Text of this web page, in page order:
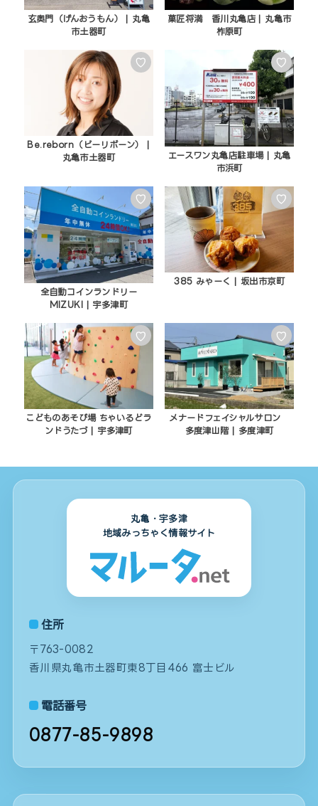
玄奥門（げんおうもん） | 丸亀
市土器町
菓匠将満 香川丸亀店 | 丸亀市
柞原町
♡
Be.reborn（ビーリボーン） |
丸亀市土器町
♡
エースワン丸亀店駐車場 | 丸亀
市浜町
♡
全自動コインランドリー
MIZUKI | 宇多津町
♡
385 みゃーく | 坂出市京町
♡
こどものあそび場 ちゃいるどラ
ンドうたづ | 宇多津町
♡
メナードフェイシャルサロン
多度津山階 | 多度津町
丸亀・宇多津
地域みっちゃく情報サイト
住所
〒763-0082
香川県丸亀市土器町東8丁目466 富士ビル
電話番号
0877-85-9898